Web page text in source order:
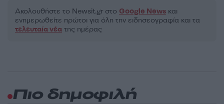
Ακολουθήστε το Νewsit.gr στο Google News και
ενημερωθείτε πρώτοι για όλη την ειδησεογραφία και τα
τελευταία νέα της ημέρας
Πιο δημοφιλή